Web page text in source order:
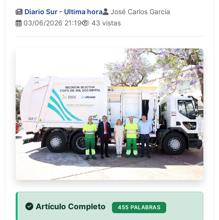
Diario Sur - Ultima hora
José Carlos García
03/06/2026 21:19
43 vistas
Artículo Completo 455 PALABRAS